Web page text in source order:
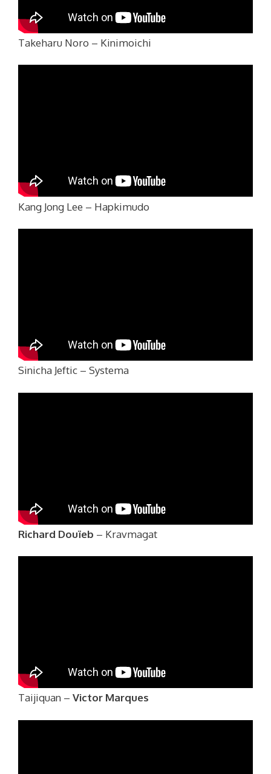
Takeharu Noro – Kinimoichi
Kang Jong Lee – Hapkimudo
Sinicha Jeftic – Systema
Richard Douïeb – Kravmagat
Taijiquan – Victor Marques